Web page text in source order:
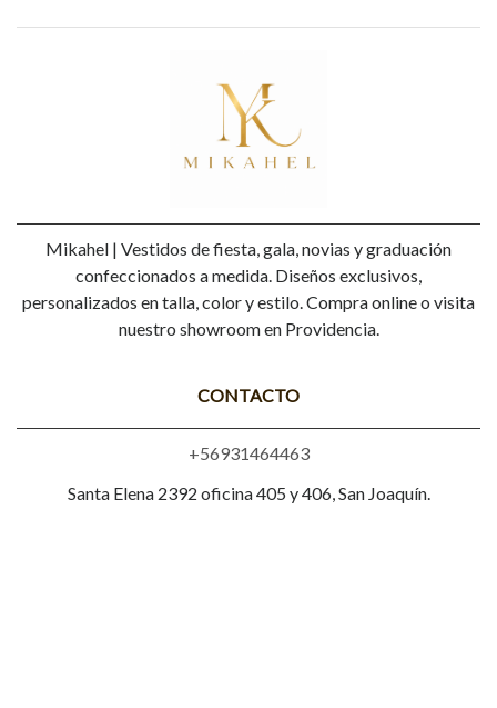
Mikahel | Vestidos de fiesta, gala, novias y graduación
confeccionados a medida. Diseños exclusivos,
personalizados en talla, color y estilo. Compra online o visita
nuestro showroom en Providencia.
CONTACTO
+56931464463
Santa Elena 2392 oficina 405 y 406, San Joaquín.